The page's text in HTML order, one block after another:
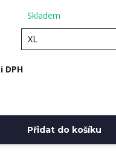
Skladem
DPH
Přidat do košíku